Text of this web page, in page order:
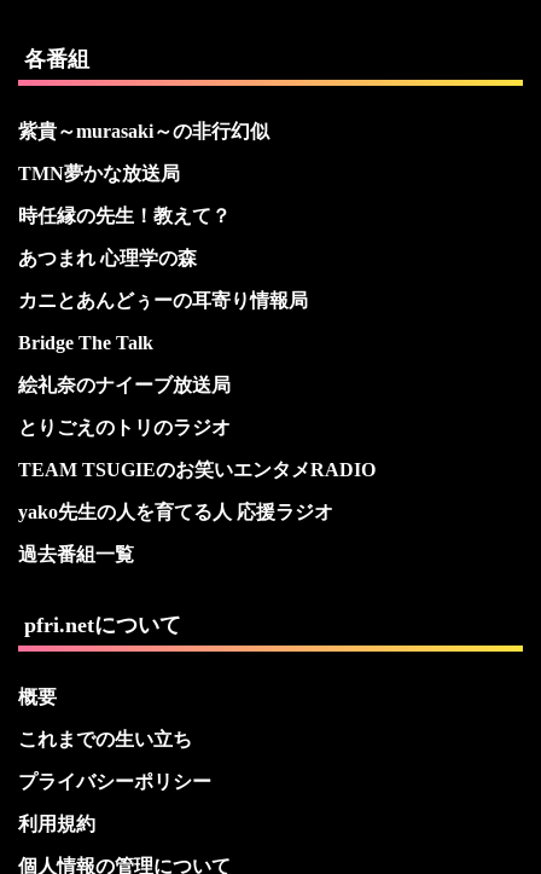
各番組
紫貴～murasaki～の非行幻似
TMN夢かな放送局
時任縁の先生！教えて？
あつまれ 心理学の森
カニとあんどぅーの耳寄り情報局
Bridge The Talk
絵礼奈のナイーブ放送局
とりごえのトリのラジオ
TEAM TSUGIEのお笑いエンタメRADIO
yako先生の人を育てる人 応援ラジオ
過去番組一覧
pfri.netについて
概要
これまでの生い立ち
プライバシーポリシー
利用規約
個人情報の管理について